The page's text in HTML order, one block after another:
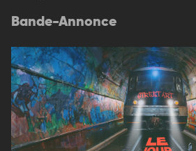
Bande-Annonce